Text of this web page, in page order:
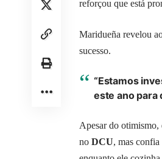
reforçou que está
Maridueña revelou
sucesso.
“Estamos
este ano para
Apesar do otimismo,
no DCU, mas